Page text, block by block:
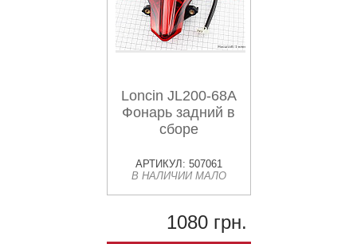
Loncin JL200-68A
Фонарь задний в
сборе
АРТИКУЛ: 507061
В НАЛИЧИИ МАЛО
1080 грн.